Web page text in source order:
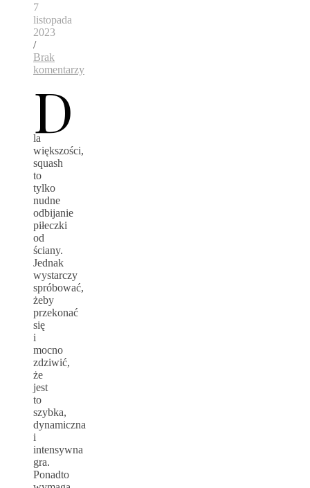
7
listopada
2023
/
Brak
komentarzy
D
la
większości,
squash
to
tylko
nudne
odbijanie
piłeczki
od
ściany.
Jednak
wystarczy
spróbować,
żeby
przekonać
się
i
mocno
zdziwić,
że
jest
to
szybka,
dynamiczna
i
intensywna
gra.
Ponadto